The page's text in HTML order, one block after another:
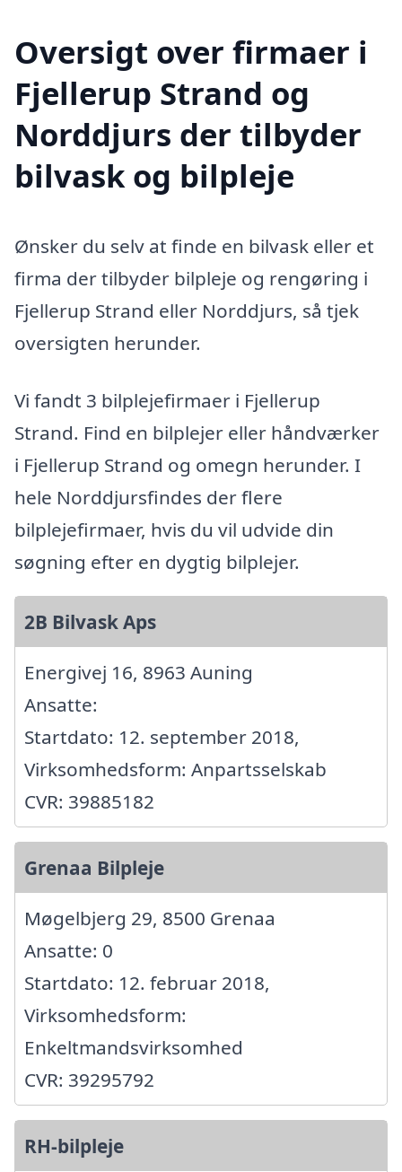
Oversigt over firmaer i
Fjellerup Strand og
Norddjurs der tilbyder
bilvask og bilpleje
Ønsker du selv at finde en bilvask eller et
firma der tilbyder bilpleje og rengøring i
Fjellerup Strand eller Norddjurs, så tjek
oversigten herunder.
Vi fandt 3 bilplejefirmaer i Fjellerup
Strand. Find en bilplejer eller håndværker
i Fjellerup Strand og omegn herunder. I
hele Norddjursfindes der flere
bilplejefirmaer, hvis du vil udvide din
søgning efter en dygtig bilplejer.
2B Bilvask Aps
Energivej 16, 8963 Auning
Ansatte:
Startdato: 12. september 2018,
Virksomhedsform: Anpartsselskab
CVR: 39885182
Grenaa Bilpleje
Møgelbjerg 29, 8500 Grenaa
Ansatte: 0
Startdato: 12. februar 2018,
Virksomhedsform:
Enkeltmandsvirksomhed
CVR: 39295792
RH-bilpleje